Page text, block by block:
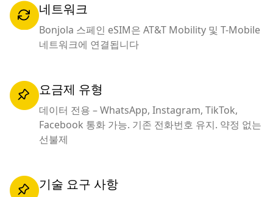
네트워크
Bonjola 스페인 eSIM은 AT&T Mobility 및 T-Mobile
네트워크에 연결됩니다
요금제 유형
데이터 전용 – WhatsApp, Instagram, TikTok,
Facebook 통화 가능. 기존 전화번호 유지. 약정 없는
선불제
기술 요구 사항